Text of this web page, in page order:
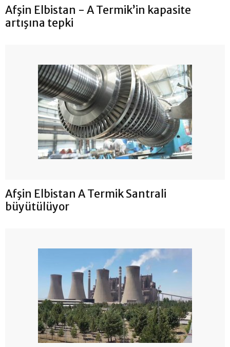
Afşin Elbistan - A Termik’in kapasite
artışına tepki
Afşin Elbistan A Termik Santrali
büyütülüyor